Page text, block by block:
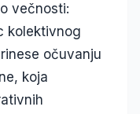
večnosti:
kolektivnog
očuvanju
koja